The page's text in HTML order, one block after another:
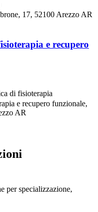
17, 52100 Arezzo AR
e recupero
di fisioterapia
e recupero funzionale,
AR
per specializzazione,